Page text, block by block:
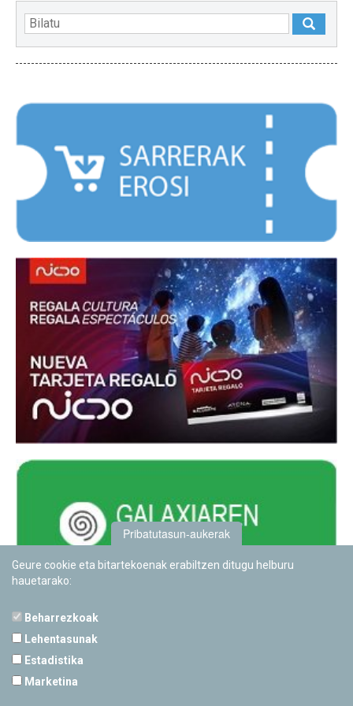
Pribatutasun-aukerak
Geure cookie eta bitartekoenak erabiltzen ditugu helburu
hauetarako:
Beharrezkoak
Lehentasunak
Estadistika
Marketina